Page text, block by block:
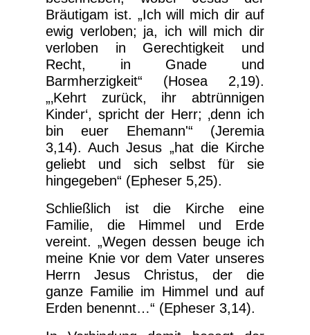
Bräutigam ist. „Ich will mich dir auf
ewig verloben; ja, ich will mich dir
verloben in Gerechtigkeit und
Recht, in Gnade und
Barmherzigkeit“ (Hosea 2,19).
„‚Kehrt zurück, ihr abtrünnigen
Kinder‘, spricht der Herr; ‚denn ich
bin euer Ehemann'“ (Jeremia
3,14). Auch Jesus „hat die Kirche
geliebt und sich selbst für sie
hingegeben“ (Epheser 5,25).
Schließlich ist die Kirche eine
Familie, die Himmel und Erde
vereint. „Wegen dessen beuge ich
meine Knie vor dem Vater unseres
Herrn Jesus Christus, der die
ganze Familie im Himmel und auf
Erden benennt…“ (Epheser 3,14).